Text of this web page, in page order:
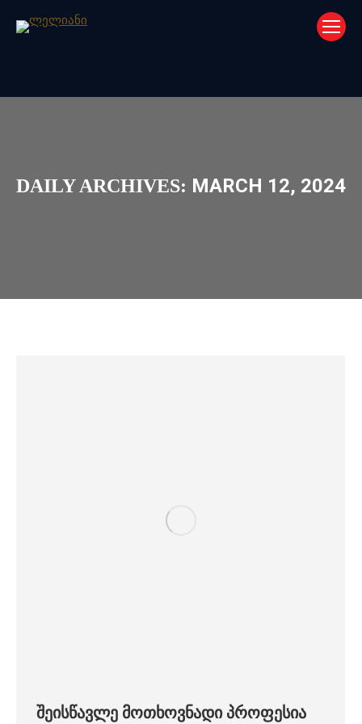
DAILY ARCHIVES: MARCH 12, 2024
შეისწავლე მოთხოვნადი პროფესია